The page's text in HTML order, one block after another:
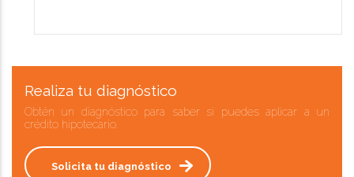
Realiza tu diagnóstico
Obtén un diagnóstico para saber si puedes aplicar a un
crédito hipotecario.
Solicita tu diagnóstico